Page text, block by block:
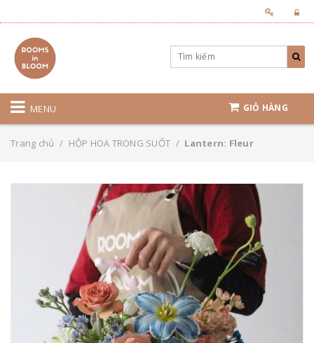
MENU GIỎ HÀNG
Trang chủ / HỘP HOA TRONG SUỐT / Lantern: Fleur